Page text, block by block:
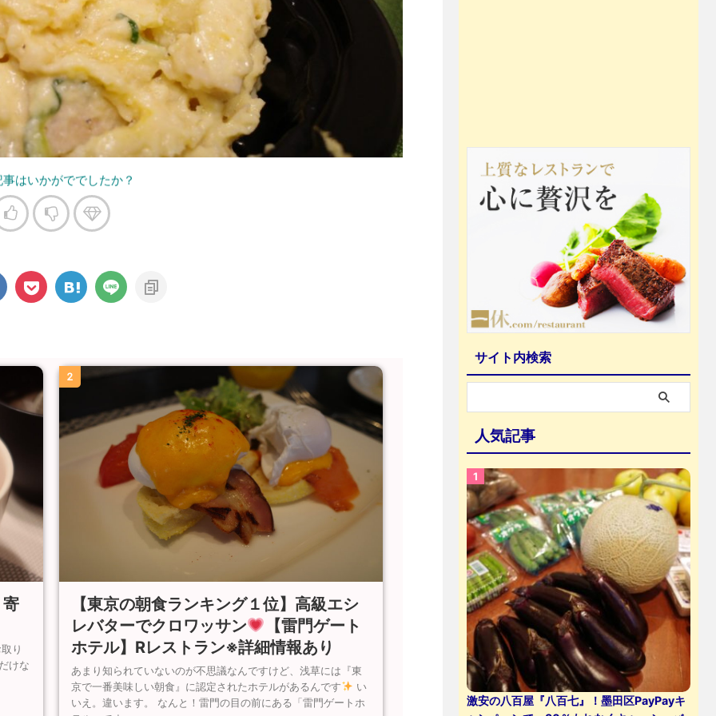
事はいかがででしたか？
り
けな
2
【東京の朝食ランキング１位】高級エシ
レバターでクロワッサン
【雷門ゲート
ホテル】Rレストラン※詳細情報あり
あまり知られていないのが不思議なんですけど、浅草には『東
京で一番美味しい朝食』に認定されたホテルがあるんです
い
いえ。違います。 なんと！雷門の目の前にある「雷門ゲートホ
サイト内検索
人気記事
激安の八百屋『八百七』！墨田区PayPayキ